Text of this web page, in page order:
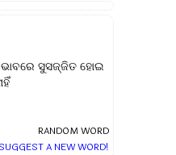
ସୁସଜ୍ଜିତ ହୋଇ
RANDOM WORD
SUGGEST A NEW WORD!